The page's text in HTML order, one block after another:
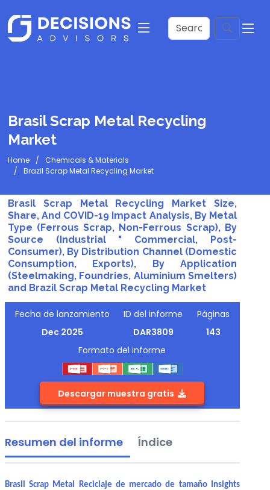
Brasil Scrap Metal Recycling
Market
Home
Chemicals & Materials
Brazil Scrap Metal Recycling Market
Brasil Scrap Metal Recycling Market Size,
Share, And COVID-19 Impact Analysis, By Metal
Type (Ferrous Scrap, Non-Ferrous Scrap), By
Source (Industrial " Commercial, Post-
Consumer), By Distribution Channel (Domestic
Consumption, Exports), By Application
(Steelmaking, Foundries, Aluminium Smelters)
and Brazil Scrap Metal Recycling Market
Fecha de lanzamiento
Dec 2025
ID del informe
DAR3809
Páginas
143
Formato del informe
Descargar muestra gratis
Resumen del informe Índice
Brasil Scrap Metal Reciclaje de mercado de tamaño Insights